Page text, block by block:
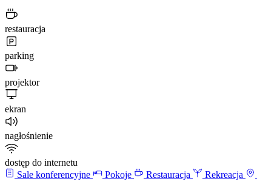
restauracja
parking
projektor
ekran
nagłośnienie
dostęp do internetu
Sale konferencyjne
Pokoje Restauracja Rekreacja